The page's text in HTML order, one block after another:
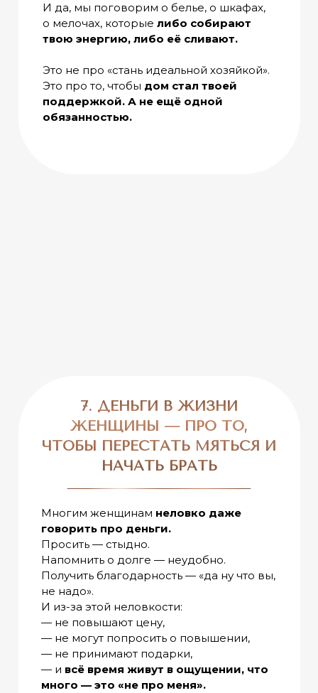
И да, мы поговорим о белье, о шкафах,
о мелочах, которые либо собирают
твою энергию, либо её сливают.
Это не про «стань идеальной хозяйкой».
Это про то, чтобы дом стал твоей
поддержкой. А не ещё одной
обязанностью.
Многим женщинам неловко даже
говорить про деньги.
Просить — стыдно.
Напомнить о долге — неудобно.
Получить благодарность — «да ну что вы,
не надо».
И из-за этой неловкости:
— не повышают цену,
— не могут попросить о повышении,
— не принимают подарки,
— и всё время живут в ощущении, что
много — это «не про меня».
7. ДЕНЬГИ В ЖИЗНИ
ЖЕНЩИНЫ — ПРО ТО,
ЧТОБЫ ПЕРЕСТАТЬ МЯТЬСЯ И
НАЧАТЬ БРАТЬ